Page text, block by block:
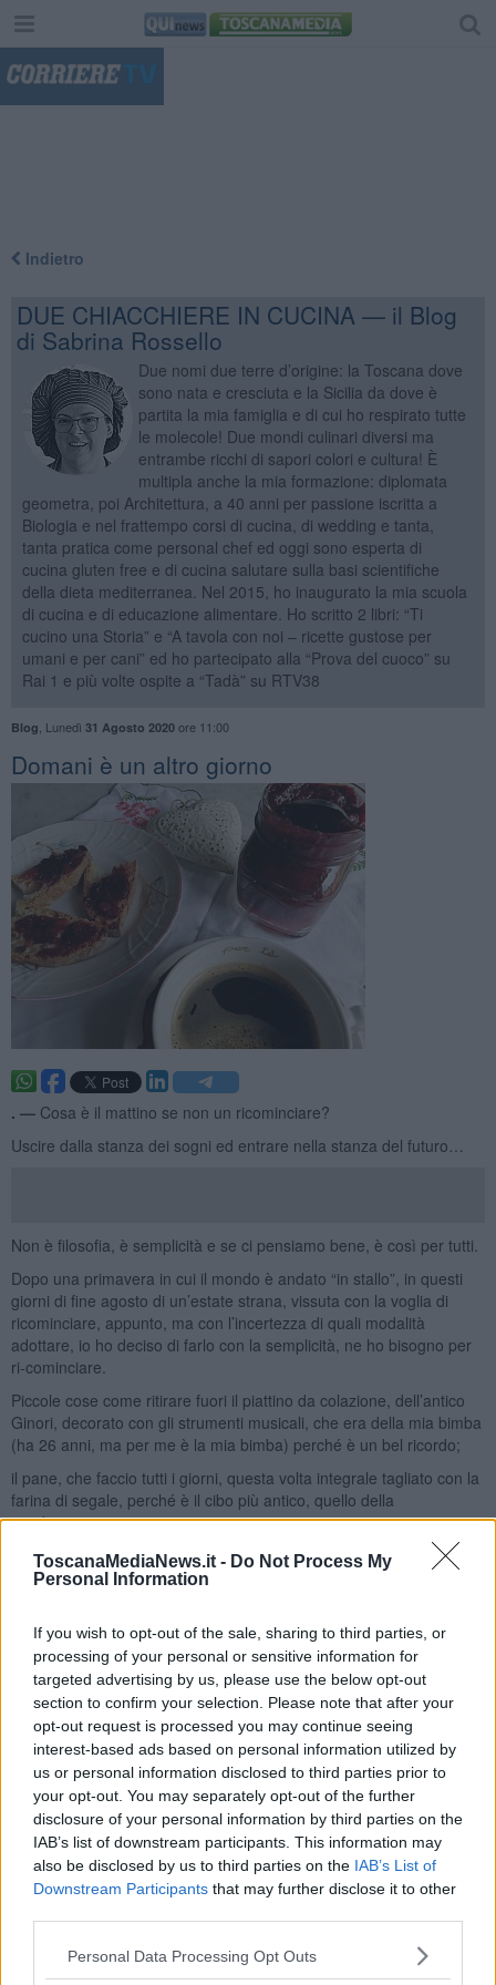
ToscanaMediaNews.it - Do Not Process My
Personal Information
If you wish to opt-out of the sale, sharing to third parties, or
processing of your personal or sensitive information for
targeted advertising by us, please use the below opt-out
section to confirm your selection. Please note that after your
opt-out request is processed you may continue seeing
interest-based ads based on personal information utilized by
us or personal information disclosed to third parties prior to
your opt-out. You may separately opt-out of the further
disclosure of your personal information by third parties on the
IAB’s list of downstream participants. This information may
also be disclosed by us to third parties on the IAB’s List of
Downstream Participants that may further disclose it to other
Personal Data Processing Opt Outs
Indietro
DUE CHIACCHIERE IN CUCINA — il Blog
di Sabrina Rossello
Due nomi due terre d’origine: la Toscana dove
sono nata e cresciuta e la Sicilia da dove è
partita la mia famiglia e di cui ho respirato tutte
le molecole! Due mondi culinari diversi ma
entrambe ricchi di sapori colori e cultura! È
multipla anche la mia formazione: diplomata
geometra, poi Architettura, a 40 anni per passione iscritta a
Biologia e nel frattempo corsi di cucina, di wedding e tanta,
tanta pratica come personal chef ed oggi sono esperta di
cucina gluten free e di cucina salutare sulla basi scientifiche
della dieta mediterranea. Nel 2015, ho inaugurato la mia scuola
di cucina e di educazione alimentare. Ho scritto 2 libri: “Ti
cucino una Storia” e “A tavola con noi – ricette gustose per
umani e per cani” ed ho partecipato alla “Prova del cuoco” su
Rai 1 e più volte ospite a “Tadà” su RTV38
Blog Lunedì 31 Agosto 2020ore 11:00
Domani è un altro giorno
. — Cosa è il mattino se non un ricominciare?
Uscire dalla stanza dei sogni ed entrare nella stanza del futuro…
Non è filosofia, è semplicità e se ci pensiamo bene, è così per tutti.
Dopo una primavera in cui il mondo è andato “in stallo”, in questi
giorni di fine agosto di un’estate strana, vissuta con la voglia di
ricominciare, appunto, ma con l’incertezza di quali modalità
adottare, io ho deciso di farlo con la semplicità, ne ho bisogno per
ri-cominciare.
Piccole cose come ritirare fuori il piattino da colazione, dell’antico
Ginori, decorato con gli strumenti musicali, che era della mia bimba
(ha 26 anni, ma per me è la mia bimba) perché è un bel ricordo;
il pane, che faccio tutti i giorni, questa volta integrale tagliato con la
farina di segale, perché è il cibo più antico, quello della
condivisione;
la confettura che ho fatto ieri, senza zucchero aggiunto, con le
prugne dell’albero della mia amica Consuelo, perché ha la dolcezza
una tazza di caffè d’orzo e cannella per soddisfare anche l’olfatto
oltre che la salute, perché lo bevevo sempre, da bambina, insieme
a mia nonna ed era un momento di amore.